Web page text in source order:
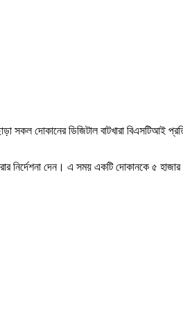
দোকানের ডিজিটাল বাটখারা বিএসটিআই
নির্দেশনা দেন। এ সময় একটি দোকানকে ৫